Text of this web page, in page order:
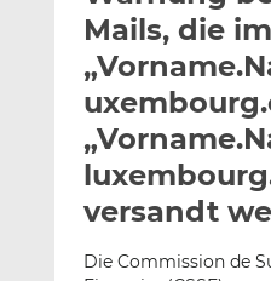
l
a
n
k
l
Mails, die
versandt
Die Commission de